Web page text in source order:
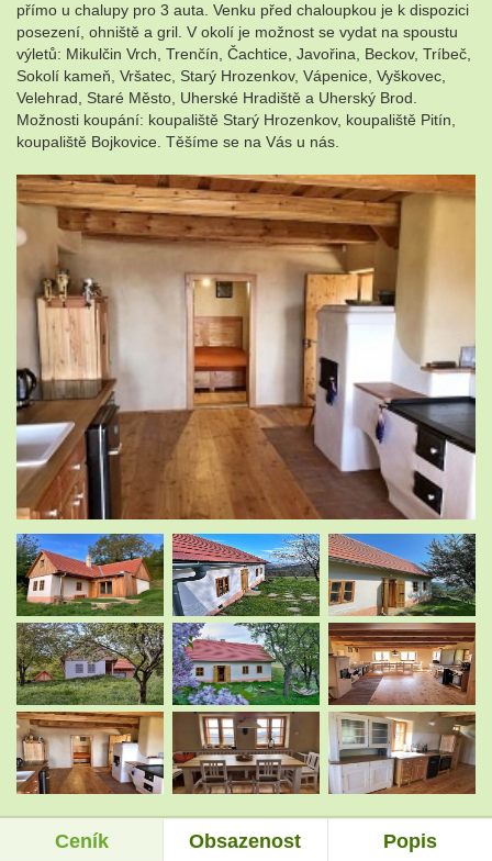
přímo u chalupy pro 3 auta. Venku před chaloupkou je k dispozici
posezení, ohniště a gril. V okolí je možnost se vydat na spoustu
výletů: Mikulčin Vrch, Trenčín, Čachtice, Javořina, Beckov, Tríbeč,
Sokolí kameň, Vršatec, Starý Hrozenkov, Vápenice, Vyškovec,
Velehrad, Staré Město, Uherské Hradiště a Uherský Brod.
Možnosti koupání: koupaliště Starý Hrozenkov, koupaliště Pitín,
koupaliště Bojkovice. Těšíme se na Vás u nás.
Ceník Obsazenost Popis